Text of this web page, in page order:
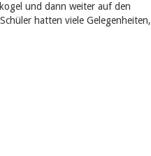
und dann weiter auf den
hatten viele Gelegenheiten,